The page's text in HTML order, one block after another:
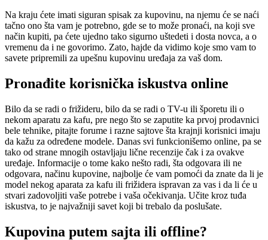
Na kraju ćete imati siguran spisak za kupovinu, na njemu će se naći
tačno ono šta vam je potrebno, gde se to može pronaći, na koji sve
način kupiti, pa ćete ujedno tako sigurno uštedeti i dosta novca, a o
vremenu da i ne govorimo. Zato, hajde da vidimo koje smo vam to
savete pripremili za upešnu kupovinu uređaja za vaš dom.
Pronađite korisnička iskustva online
Bilo da se radi o frižideru, bilo da se radi o TV-u ili šporetu ili o
nekom aparatu za kafu, pre nego što se zaputite ka prvoj prodavnici
bele tehnike, pitajte forume i razne sajtove šta krajnji korisnici imaju
da kažu za određene modele. Danas svi funkcionišemo online, pa se
tako od strane mnogih ostavljaju lične recenzije čak i za ovakve
uređaje. Informacije o tome kako nešto radi, šta odgovara ili ne
odgovara, načinu kupovine, najbolje će vam pomoći da znate da li je
model nekog aparata za kafu ili frižidera ispravan za vas i da li će u
stvari zadovoljiti vaše potrebe i vaša očekivanja. Učite kroz tuđa
iskustva, to je najvažniji savet koji bi trebalo da poslušate.
Kupovina putem sajta ili offline?